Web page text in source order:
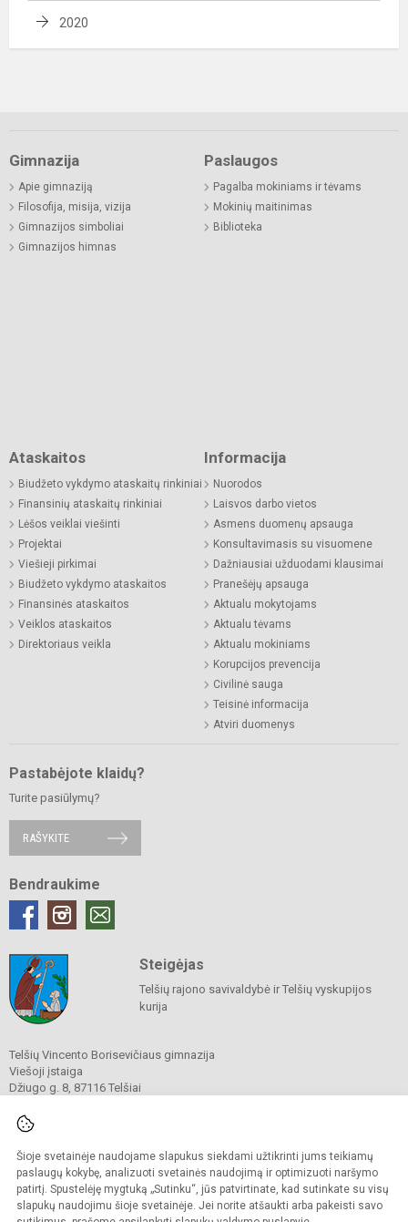
Šioje svetainėje naudojame slapukus siekdami užtikrinti jums teikiamų
paslaugų kokybę, analizuoti svetainės naudojimą ir optimizuoti naršymo
patirtį. Spustelėję mygtuką „Sutinku“, jūs patvirtinate, kad sutinkate su visų
slapukų naudojimu šioje svetainėje. Jei norite atšaukti arba pakeisti savo
2020
Gimnazija
Apie gimnaziją
Filosofija, misija, vizija
Gimnazijos simboliai
Gimnazijos himnas
Paslaugos
Pagalba mokiniams ir tėvams
Mokinių maitinimas
Biblioteka
Ataskaitos
Biudžeto vykdymo ataskaitų rinkiniai
Finansinių ataskaitų rinkiniai
Lėšos veiklai viešinti
Projektai
Viešieji pirkimai
Biudžeto vykdymo ataskaitos
Finansinės ataskaitos
Veiklos ataskaitos
Direktoriaus veikla
Informacija
Nuorodos
Laisvos darbo vietos
Asmens duomenų apsauga
Konsultavimasis su visuomene
Dažniausiai užduodami klausimai
Pranešėjų apsauga
Aktualu mokytojams
Aktualu tėvams
Aktualu mokiniams
Korupcijos prevencija
Civilinė sauga
Teisinė informacija
Atviri duomenys
Pastabėjote klaidų?
Turite pasiūlymų?
RAŠYKITE
Bendraukime
Steigėjas
Telšių rajono savivaldybė ir Telšių vyskupijos
kurija
Telšių Vincento Borisevičiaus gimnazija
Viešoji įstaiga
Džiugo g. 8, 87116 Telšiai
El. p.
Duomenys kaupiami ir saugomi
Juridinių asmenų registre
Įmonės kodas 190556414